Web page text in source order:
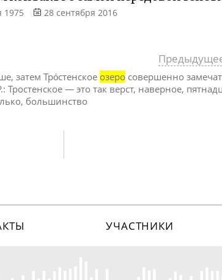
1975 28 сентября 2016
затем Трóстенское озеро совершенно
Тростенское — это так верст, наверное,
большинство
УЧАСТНИКИ